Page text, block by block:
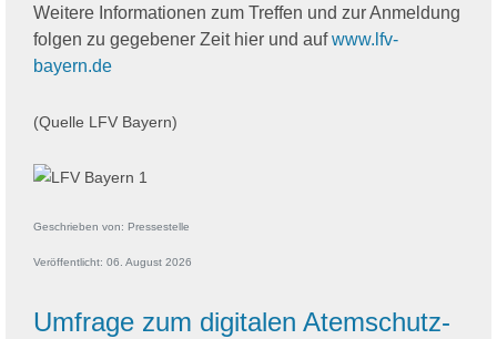
Weitere Informationen zum Treffen und zur Anmeldung
folgen zu gegebener Zeit hier und aufwww.lfv-
bayern.de
(Quelle LFV Bayern)
Geschrieben von: Pressestelle
Veröffentlicht: 06. August 2026
Umfrage zum digitalen Atemschutz-